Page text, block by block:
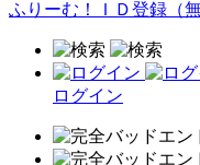
ふりーむ！ＩＤ登録（無
ログイン